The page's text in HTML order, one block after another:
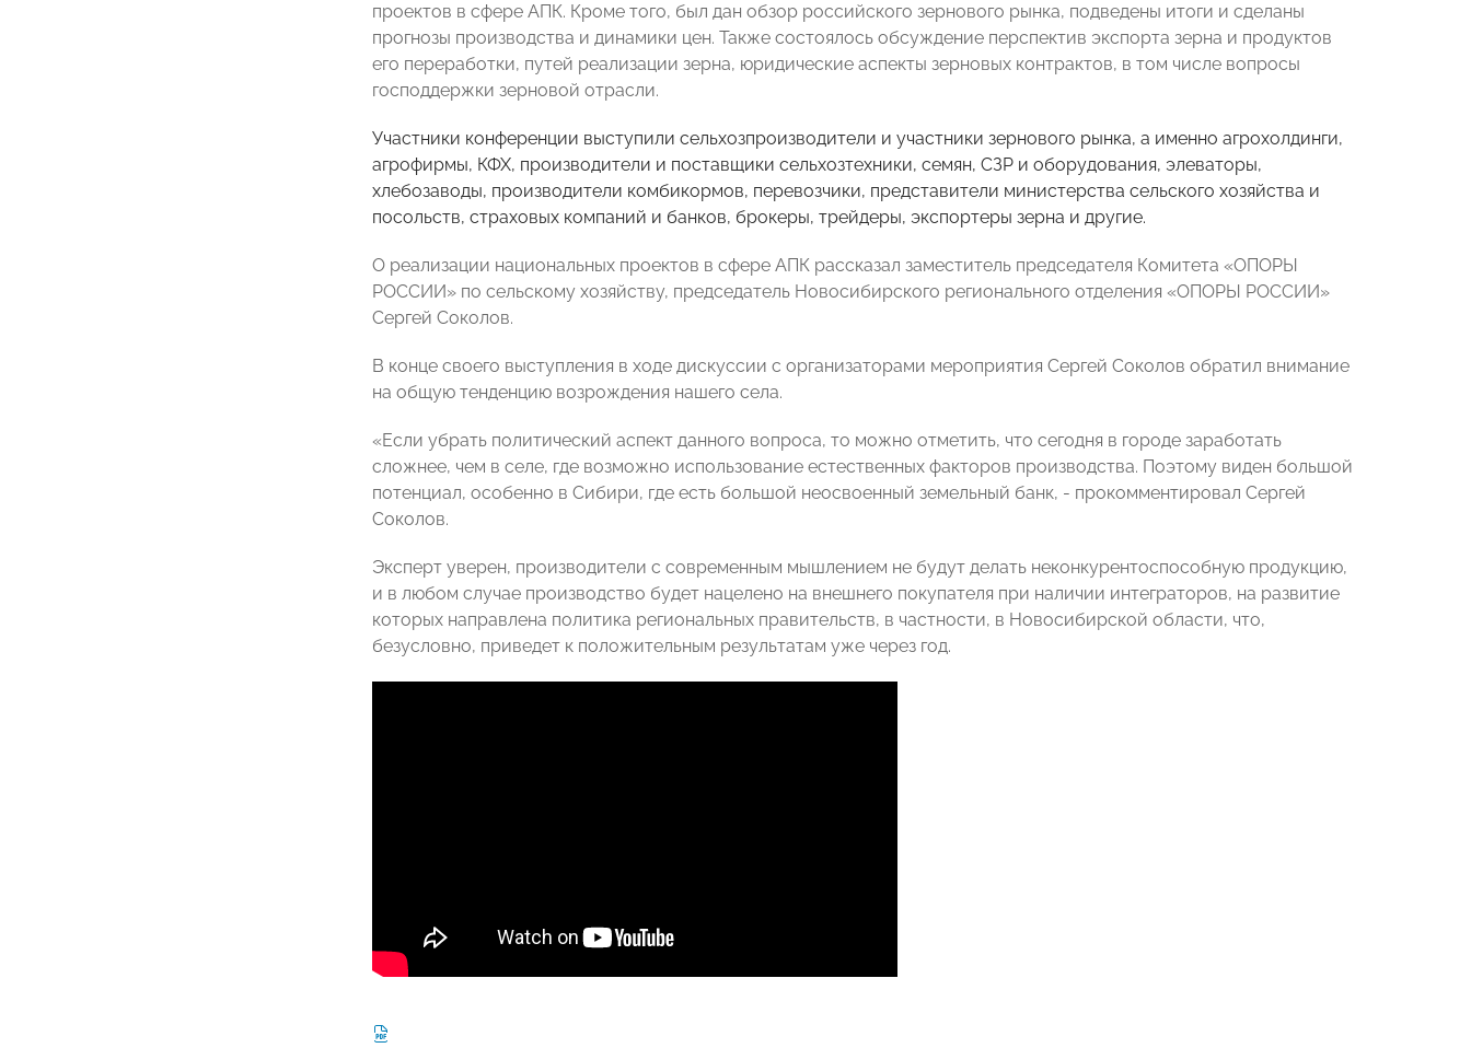
проектов в сфере АПК. Кроме того, был дан обзор российского зернового рынка, подведены итоги и сделаны
прогнозы производства и динамики цен. Также состоялось обсуждение перспектив экспорта зерна и продуктов
его переработки, путей реализации зерна, юридические аспекты зерновых контрактов, в том числе вопросы
господдержки зерновой отрасли.
Участники конференции выступили сельхозпроизводители и участники зернового рынка, а именно агрохолдинги,
агрофирмы, КФХ, производители и поставщики сельхозтехники, семян, СЗР и оборудования, элеваторы,
хлебозаводы, производители комбикормов, перевозчики, представители министерства сельского хозяйства и
посольств, страховых компаний и банков, брокеры, трейдеры, экспортеры зерна и другие.
О реализации национальных проектов в сфере АПК рассказал заместитель председателя Комитета «ОПОРЫ
РОССИИ» по сельскому хозяйству, председатель Новосибирского регионального отделения «ОПОРЫ РОССИИ»
Сергей Соколов.
В конце своего выступления в ходе дискуссии с организаторами мероприятия Сергей Соколов обратил внимание
на общую тенденцию возрождения нашего села.
«Если убрать политический аспект данного вопроса, то можно отметить, что сегодня в городе заработать
сложнее, чем в селе, где возможно использование естественных факторов производства. Поэтому виден большой
потенциал, особенно в Сибири, где есть большой неосвоенный земельный банк, - прокомментировал Сергей
Соколов.
Эксперт уверен, производители с современным мышлением не будут делать неконкурентоспособную продукцию,
и в любом случае производство будет нацелено на внешнего покупателя при наличии интеграторов, на развитие
которых направлена политика региональных правительств, в частности, в Новосибирской области, что,
безусловно, приведет к положительным результатам уже через год.